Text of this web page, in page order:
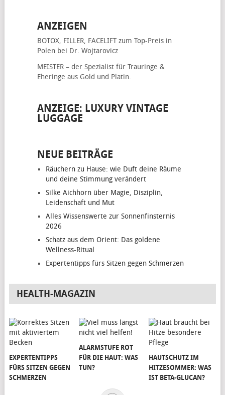
ANZEIGEN
BOTOX, FILLER, FACELIFTzum Top-Preis in
Polen bei Dr. Wojtarovicz
MEISTER – der Spezialist für Trauringe &
Eheringe aus Gold und Platin.
ANZEIGE: LUXURY VINTAGE
LUGGAGE
NEUE BEITRÄGE
Räuchern zu Hause: wie Duft deine Räume
und deine Stimmung verändert
Silke Aichhorn über Magie, Disziplin,
Leidenschaft und Mut
Alles Wissenswerte zur Sonnenfinsternis
2026
Schatz aus dem Orient: Das goldene
Wellness-Ritual
Expertentipps fürs Sitzen gegen Schmerzen
HEALTH-MAGAZIN
EXPERTENTIPPS
FÜRS SITZEN GEGEN
SCHMERZEN
ALARMSTUFE ROT
FÜR DIE HAUT: WAS
TUN?
HAUTSCHUTZ IM
HITZESOMMER: WAS
IST BETA-GLUCAN?